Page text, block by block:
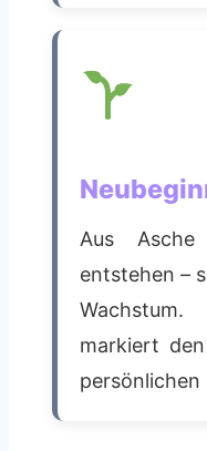
Aus
entstehen –
markiert
persönlichen